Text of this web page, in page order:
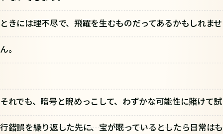
ときには理不尽で、飛躍を生むものだってあるかもしれませ
ん。
それでも、暗号と睨めっこして、わずかな可能性に賭けて試
行錯誤を繰り返した先に、宝が眠っているとしたら日常はも